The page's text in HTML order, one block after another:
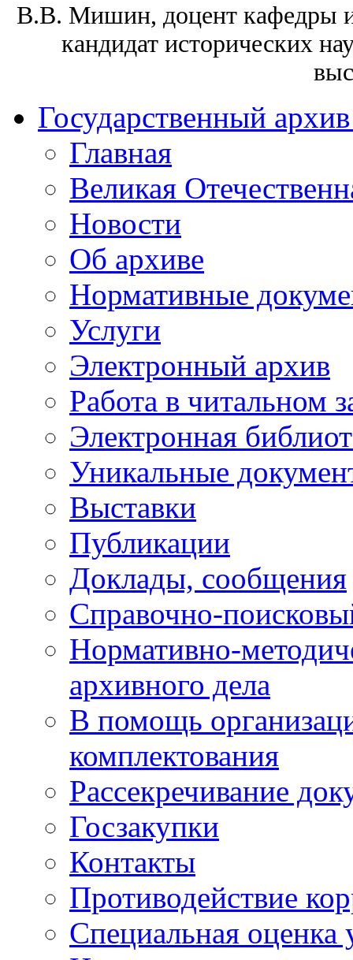
В.В. Мишин, доцент кафедры
кандидат исторических
Государственный
Главная
Великая
Новости
Об архиве
Нормативные
Услуги
Электронный архив
Работа в читальном
Электронная
Уникальные
Выставки
Публикации
Доклады, сообщения
Справочно-
Нормативно-
архивного дела
В помощь
комплектования
Рассекречивание
Госзакупки
Контакты
Противодействие
Специальная оценка